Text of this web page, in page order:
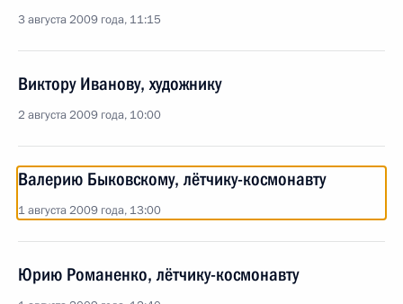
3 августа 2009 года, 11:15
Виктору Иванову, художнику
2 августа 2009 года, 10:00
Валерию Быковскому, лётчику-космонавту
1 августа 2009 года, 13:00
Юрию Романенко, лётчику-космонавту